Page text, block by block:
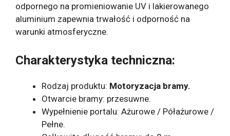
odpornego na promieniowanie UV i lakierowanego
aluminium zapewnia trwałość i odporność na
warunki atmosferyczne.
Charakterystyka techniczna:
Rodzaj produktu: Motoryzacja bramy.
Otwarcie bramy: przesuwne.
Wypełnienie portalu: Ażurowe / Półażurowe /
Pełne.